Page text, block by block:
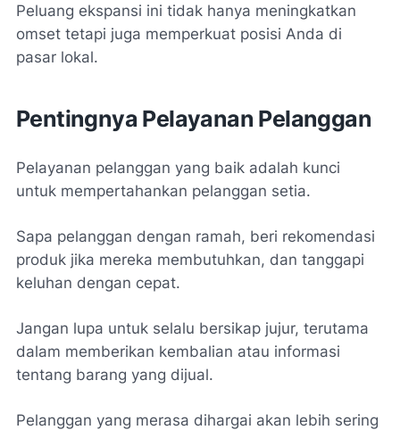
Peluang ekspansi ini tidak hanya meningkatkan
omset tetapi juga memperkuat posisi Anda di
pasar lokal.
Pentingnya Pelayanan Pelanggan
Pelayanan pelanggan yang baik adalah kunci
untuk mempertahankan pelanggan setia.
Sapa pelanggan dengan ramah, beri rekomendasi
produk jika mereka membutuhkan, dan tanggapi
keluhan dengan cepat.
Jangan lupa untuk selalu bersikap jujur, terutama
dalam memberikan kembalian atau informasi
tentang barang yang dijual.
Pelanggan yang merasa dihargai akan lebih sering